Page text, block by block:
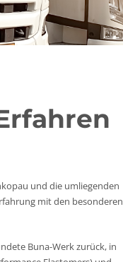
und die umliegenden
mit den besonderen
Buna-Werk zurück, in